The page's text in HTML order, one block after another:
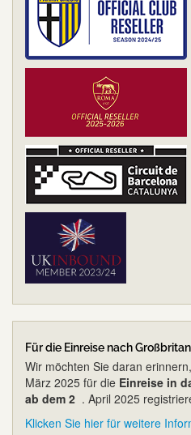
Für die Einreise nach
Wir möchten Sie daran
März 2025 für die Einreise in
ab dem 2 . April 2025
Klicken Sie hier für weitere